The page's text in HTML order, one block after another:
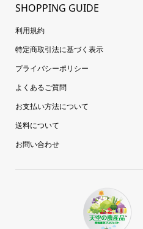
SHOPPING GUIDE
利用規約
特定商取引法に基づく表示
プライバシーポリシー
よくあるご質問
お支払い方法について
送料について
お問い合わせ